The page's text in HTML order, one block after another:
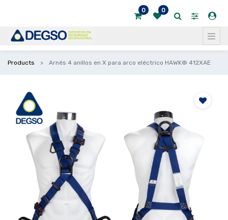
0 0
Products Arnés 4 anillos en X para arco eléctrico HAWK® 412XAE